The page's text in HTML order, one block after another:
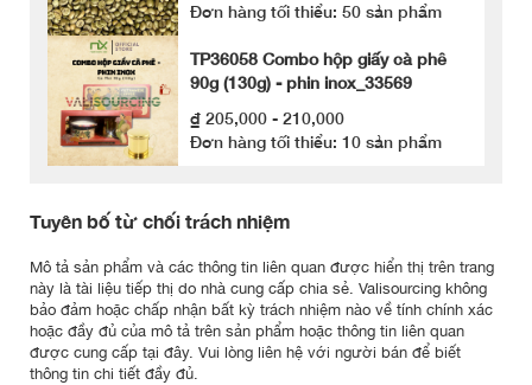
Đơn hàng tối thiểu: 50 sản phẩm
TP36058 Combo hộp giấy cà phê
90g (130g) - phin inox_33569
₫ 205,000 - 210,000
Đơn hàng tối thiểu: 10 sản phẩm
Tuyên bố từ chối trách nhiệm
Mô tả sản phẩm và các thông tin liên quan được hiển thị trên trang
này là tài liệu tiếp thị do nhà cung cấp chia sẻ. Valisourcing không
bảo đảm hoặc chấp nhận bất kỳ trách nhiệm nào về tính chính xác
hoặc đầy đủ của mô tả trên sản phẩm hoặc thông tin liên quan
được cung cấp tại đây. Vui lòng liên hệ với người bán để biết
thông tin chi tiết đầy đủ.